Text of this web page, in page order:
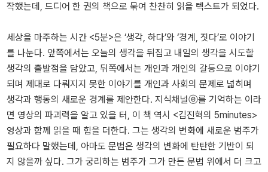
작했는데, 드디어 한 권의 책으로 묶여 찬찬히 읽을 텍스트가 되었다.
세상을 마주하는 시간 <5분>은 ‘생각, 하다’와 ‘경계, 짓다’로 이야기
를 나눈다. 앞쪽에서는 오늘의 생각을 뒤집고 내일의 생각을 시도할
생각의 출발점을 담았고, 뒤쪽에서는 개인과 개인의 갈등으로 이야기
되며 제대로 다뤄지지 못한 이야기를 개인과 사회의 문제로 넓히며
생각과 행동의 새로운 경계를 제안한다. 지식채널ⓔ를 기억하는 이라
면 영상의 파괴력을 알고 있을 터, 이 책 역시 <김진혁의 5minutes>
영상과 함께 읽을 때 힘을 더한다. 그는 생각의 변화에 새로운 범주가
필요하다 말했는데, 아마도 문법은 생각의 변화에 탄탄한 기반이 되
지 않을까 싶다. 그가 궁리하는 범주가 그가 만든 문법 위에서 더 크고